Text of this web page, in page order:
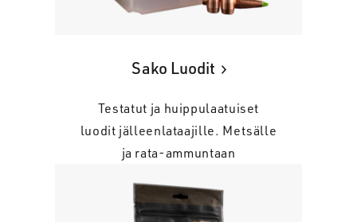
Sako Luodit
Testatut ja huippulaatuiset
luodit jälleenlataajille. Metsälle
ja rata-ammuntaan